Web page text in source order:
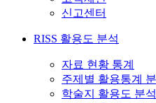
신고센터
RISS 활용도 분석
자료 현황 통계
주제별 활용통계
학술지 활용도 분석